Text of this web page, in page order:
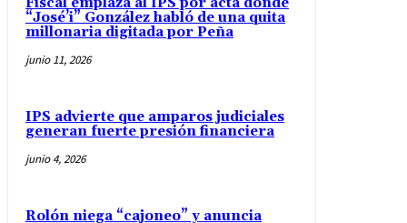
Fiscal emplaza al IPS por acta donde
“José’i” González habló de una quita
millonaria digitada por Peña
junio 11, 2026
IPS advierte que amparos judiciales
generan fuerte presión financiera
junio 4, 2026
Rolón niega “cajoneo” y anuncia